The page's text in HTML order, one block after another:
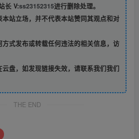
长 V:ss23152315进行删除处理。
站立场，并不代表本站赞同其观点和对
式发布或转载任何违法的相关信息，访
盘，如发现链接失效，请联系我们我们
THE END